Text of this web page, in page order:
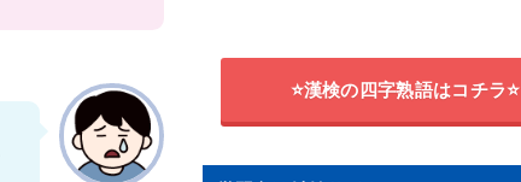
⭐漢検の四字熟語はコチラ⭐